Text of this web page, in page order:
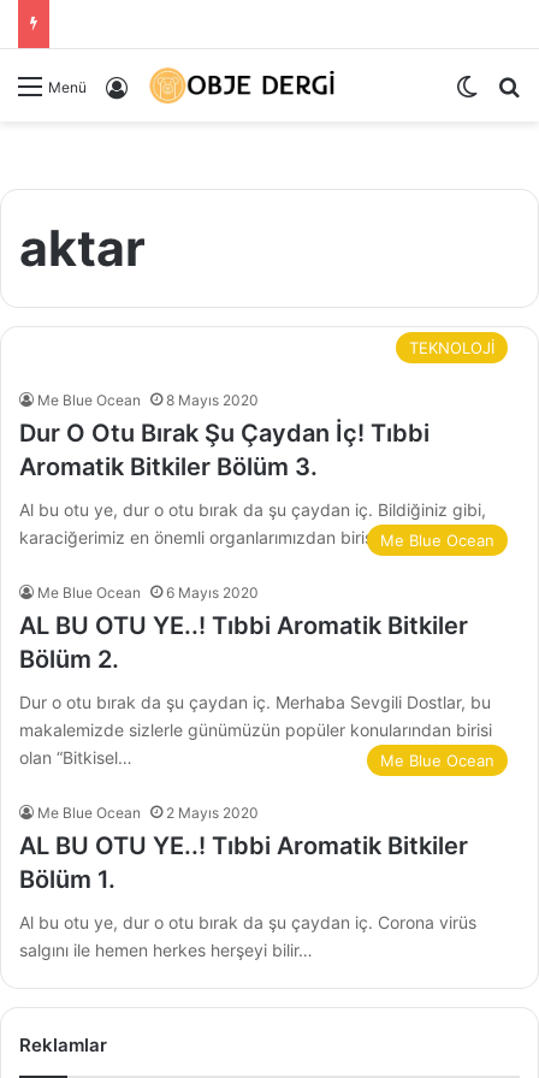
Menü Kayıt Ol Dış
aktar
TEKNOLOJİ
Me Blue Ocean 8 Mayıs 2020
Dur O Otu Bırak Şu Çaydan İç! Tıbbi
Aromatik Bitkiler Bölüm 3.
Al bu otu ye, dur o otu bırak da şu çaydan iç. Bildiğiniz gibi,
karaciğerimiz en önemli organlarımızdan birisidir. Adeta…
Me Blue Ocean
Me Blue Ocean 6 Mayıs 2020
AL BU OTU YE..! Tıbbi Aromatik Bitkiler
Bölüm 2.
Dur o otu bırak da şu çaydan iç. Merhaba Sevgili Dostlar, bu
makalemizde sizlerle günümüzün popüler konularından birisi
olan “Bitkisel…
Me Blue Ocean
Me Blue Ocean 2 Mayıs 2020
AL BU OTU YE..! Tıbbi Aromatik Bitkiler
Bölüm 1.
Al bu otu ye, dur o otu bırak da şu çaydan iç. Corona virüs
salgını ile hemen herkes herşeyi bilir…
Reklamlar